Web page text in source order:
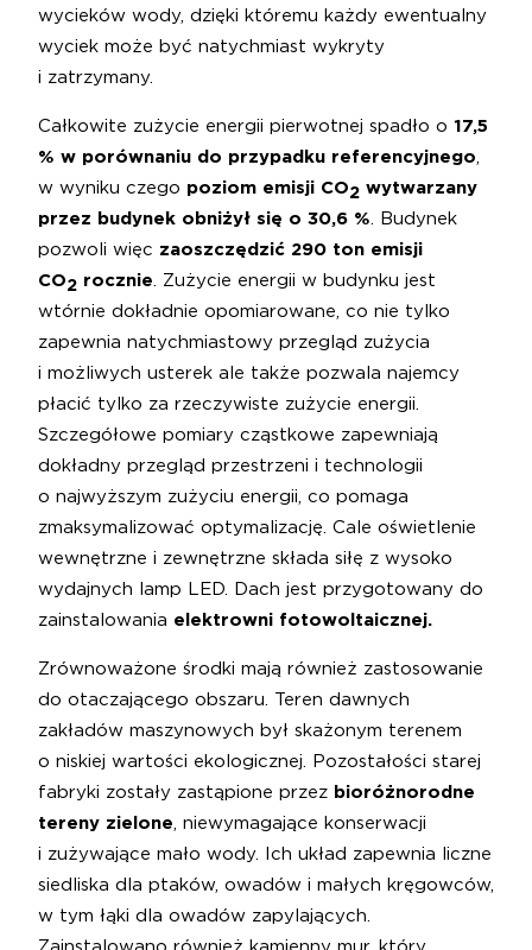
wycieków wody, dzięki któremu każdy ewentualny
wyciek może być natychmiast wykryty
i zatrzymany.
Całkowite zużycie energii pierwotnej spadło o 17,5
% w porównaniu do przypadku referencyjnego,
w wyniku czego poziom emisji CO2 wytwarzany
przez budynek obniżył się o 30,6 %. Budynek
pozwoli więc zaoszczędzić 290 ton emisji
CO2 rocznie. Zużycie energii w budynku jest
wtórnie dokładnie opomiarowane, co nie tylko
zapewnia natychmiastowy przegląd zużycia
i możliwych usterek ale także pozwala najemcy
płacić tylko za rzeczywiste zużycie energii.
Szczegółowe pomiary cząstkowe zapewniają
dokładny przegląd przestrzeni i technologii
o najwyższym zużyciu energii, co pomaga
zmaksymalizować optymalizację. Cale oświetlenie
wewnętrzne i zewnętrzne składa siłę z wysoko
wydajnych lamp LED. Dach jest przygotowany do
zainstalowania elektrowni fotowoltaicznej.
Zrównoważone środki mają również zastosowanie
do otaczającego obszaru. Teren dawnych
zakładów maszynowych był skażonym terenem
o niskiej wartości ekologicznej. Pozostałości starej
fabryki zostały zastąpione przez bioróżnorodne
tereny zielone, niewymagające konserwacji
i zużywające mało wody. Ich układ zapewnia liczne
siedliska dla ptaków, owadów i małych kręgowców,
w tym łąki dla owadów zapylających.